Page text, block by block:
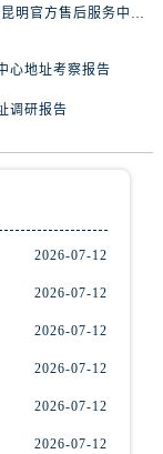
甘肃省陇南市武都区人民路浪琴售后服务中心（需提前预约）
甘肃省庆阳市西峰区南大街浪琴售后服务中心（需提前预约）
宁夏回族自治区银川市兴庆区新华东路97号新百中心C馆一层C1-18号商铺浪琴售后服务中心（需提前预约）
亲身探访浪琴昆明官方售后服务中心｜最新地址与售后热线（2026年7月最新）
心地址考察报告
调研报告
2026-07-12
2026-07-12
2026-07-12
2026-07-12
2026-07-12
2026-07-12